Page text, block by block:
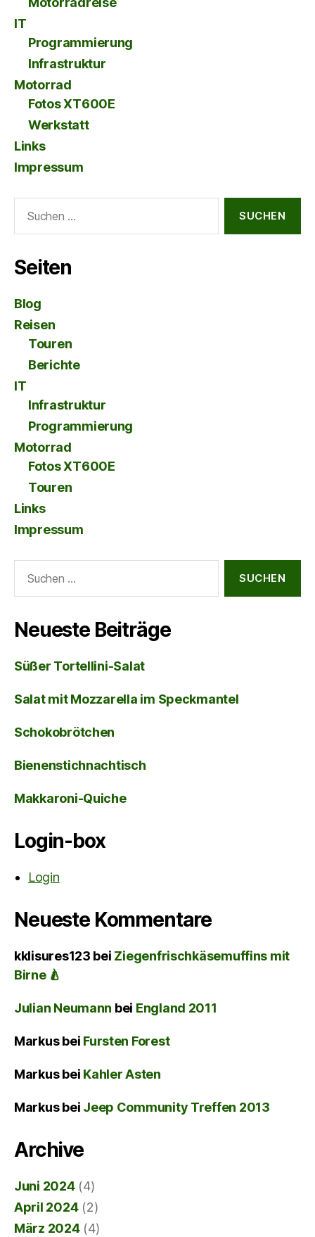
IT
Programmierung
Infrastruktur
Motorrad
Fotos XT600E
Werkstatt
Links
Impressum
nach:
Seiten
Blog
Reisen
Touren
Berichte
IT
Infrastruktur
Programmierung
Motorrad
Fotos XT600E
Touren
Links
Impressum
nach:
Neueste Beiträge
Süßer Tortellini-Salat
Salat mit Mozzarella im Speckmantel
Schokobrötchen
Bienenstichnachtisch
Makkaroni-Quiche
Login-box
Login
Neueste Kommentare
kklisures123 bei Ziegenfrischkäsemuffins mit
Birne 🍐
Julian Neumann bei England 2011
Markusbei Fursten Forest
Markusbei Kahler Asten
Markusbei Jeep Community Treffen 2013
Archive
Juni 2024(4)
April 2024(2)
März 2024(4)